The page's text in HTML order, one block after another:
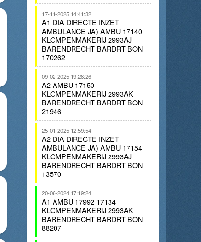
17-11-2025 14:41:32
A1 DIA DIRECTE INZET
AMBULANCE JA) AMBU 17140
KLOMPENMAKERIJ 2993AJ
BARENDRECHT BARDRT BON
170262
09-02-2025 19:28:26
A2 AMBU 17150
KLOMPENMAKERIJ 2993AK
BARENDRECHT BARDRT BON
21946
25-01-2025 12:59:54
A2 DIA DIRECTE INZET
AMBULANCE JA) AMBU 17154
KLOMPENMAKERIJ 2993AJ
BARENDRECHT BARDRT BON
13570
20-06-2024 17:19:24
A1 AMBU 17992 17134
KLOMPENMAKERIJ 2993AK
BARENDRECHT BARDRT BON
88207